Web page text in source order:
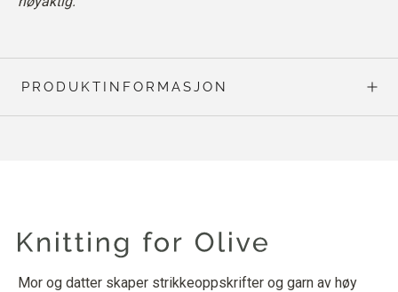
PRODUKTINFORMASJON
Mor og datter skaper strikkeoppskrifter og garn av høy